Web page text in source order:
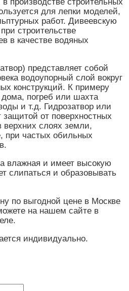
для лепки моделей,
работ. Дивеевскую
строительстве
в качестве водяных
представляет собой
водоупорный слой вокруг
конструкций. К примеру
погреб или шахта
и т.д. Гидрозатвор или
от поверхностных
слоях земли,
при частых обильных
влажная и имеет высокую
слипаться и образовывать
по выгодной цене в Москве
на нашем сайте в
индивидуально.